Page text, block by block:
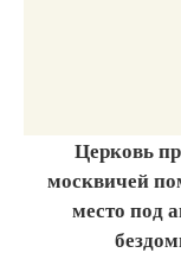
Церковь
москвичей
место под